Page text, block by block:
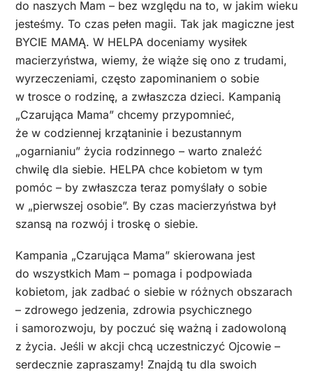
do naszych Mam – bez względu na to, w jakim wieku
jesteśmy. To czas pełen magii. Tak jak magiczne jest
BYCIE MAMĄ. W HELPA doceniamy wysiłek
macierzyństwa, wiemy, że wiąże się ono z trudami,
wyrzeczeniami, często zapominaniem o sobie
w trosce o rodzinę, a zwłaszcza dzieci. Kampanią
„Czarująca Mama” chcemy przypomnieć,
że w codziennej krzątaninie i bezustannym
„ogarnianiu” życia rodzinnego – warto znaleźć
chwilę dla siebie. HELPA chce kobietom w tym
pomóc – by zwłaszcza teraz pomyślały o sobie
w „pierwszej osobie”. By czas macierzyństwa był
szansą na rozwój i troskę o siebie.
Kampania „Czarująca Mama” skierowana jest
do wszystkich Mam – pomaga i podpowiada
kobietom, jak zadbać o siebie w różnych obszarach
– zdrowego jedzenia, zdrowia psychicznego
i samorozwoju, by poczuć się ważną i zadowoloną
z życia. Jeśli w akcji chcą uczestniczyć Ojcowie –
serdecznie zapraszamy! Znajdą tu dla swoich